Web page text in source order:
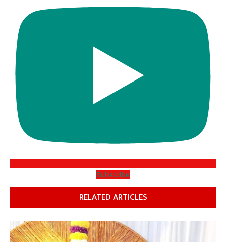
Subscribe
RELATED ARTICLES